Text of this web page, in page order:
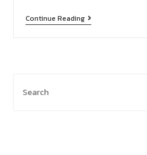
Continue Reading